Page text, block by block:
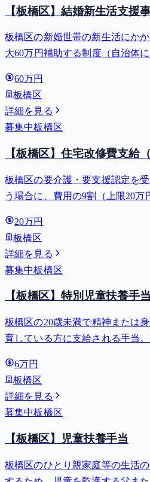
【板橋区】結婚新生活支援
板橋区の新婚世帯の新生活にか
大60万円補助する制度（自治体に
60万円
板橋区
詳細を見る
募集中板橋区
【板橋区】住宅改修費支給
板橋区の要介護・要支援認定を
う場合に、費用の9割（上限20万
20万円
板橋区
詳細を見る
募集中板橋区
【板橋区】特別児童扶養手当
板橋区の20歳未満で精神または
育している方に支給される手当
6万円
板橋区
詳細を見る
募集中板橋区
【板橋区】児童扶養手当
板橋区のひとり親家庭等の生活